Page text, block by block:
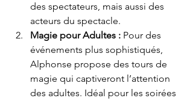
des spectateurs, mais aussi des
acteurs du spectacle.
Magie pour Adultes : Pour des
événements plus sophistiqués,
Alphonse propose des tours de
magie qui captiveront l’attention
des adultes. Idéal pour les soirées